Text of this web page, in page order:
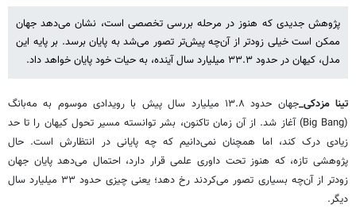
پژوهش جدیدی که هنوز در مرحله بررسی تخصصی است، نشان می‌دهد جهان
ممکن است خیلی زودتر از آن‌چه پیش‌تر تصور می‌شد به پایان برسد. بر پایه‌ این
مدل، کیهان در حدود ۳۳.۳ میلیارد سال آینده، به حیات خود پایان خواهد داد.
تینا مزدکی_
جهان حدود ۱۳.۸ میلیارد سال پیش با رویدادی موسوم به مه‌بانگ
(Big Bang) آغاز شد. از آن زمان تاکنون، بشر توانسته مسیر تحول کیهان را تا حد
زیادی درک کند، اما همچنان نمی‌دانیم که چه پایانی در انتظارش است. حال
پژوهشی تازه، که هنوز تحت داوری علمی قرار دارد، احتمال می‌دهد پایان جهان
زودتر از آن‌چه بسیاری تصور می‌کردند رخ دهد؛ یعنی چیزی حدود ۳۳ میلیارد سال
دیگر.